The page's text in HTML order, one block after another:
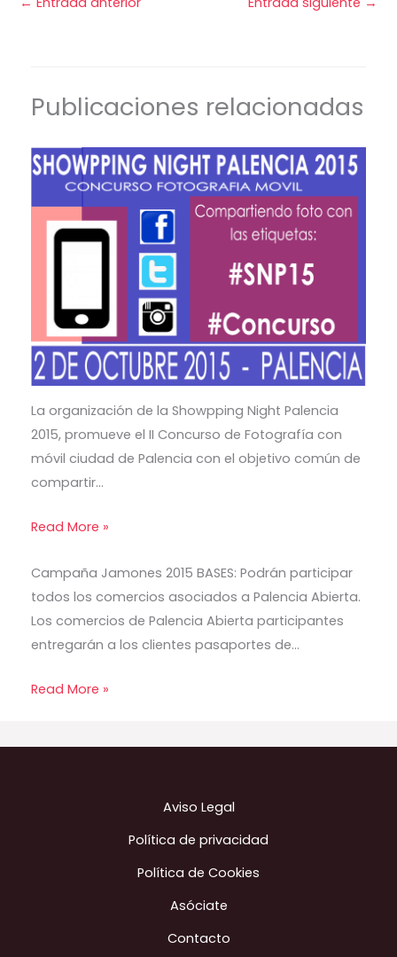
Publicaciones relacionadas
La organización de la Showpping Night Palencia
2015, promueve el II Concurso de Fotografía con
móvil ciudad de Palencia con el objetivo común de
compartir…
Read More »
Campaña Jamones 2015 BASES: Podrán participar
todos los comercios asociados a Palencia Abierta.
Los comercios de Palencia Abierta participantes
entregarán a los clientes pasaportes de…
Read More »
Aviso Legal
Política de privacidad
Política de Cookies
Asóciate
Contacto